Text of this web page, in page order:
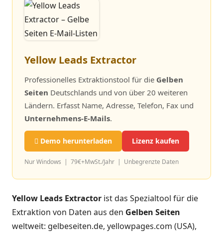
Yellow Leads Extractor
Professionelles Extraktionstool für die Gelben
Seiten Deutschlands und von über 20 weiteren
Ländern. Erfasst Name, Adresse, Telefon, Fax und
Unternehmens-E-Mails.
Demo herunterladen Lizenz kaufen
Nur Windows | 79€+MwSt./Jahr | Unbegrenzte Daten
Yellow Leads Extractor ist das Spezialtool für die
Extraktion von Daten aus den Gelben Seiten
weltweit: gelbeseiten.de, yellowpages.com (USA),